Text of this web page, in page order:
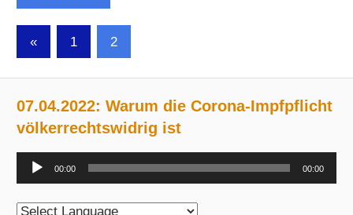
Seitennummerierung
Beiträge
«Vorherige
1 2
07.04.2022: Warum die Corona-Impfpflicht
völkerrechtswidrig ist
Audio-
Player
00:00 00:00